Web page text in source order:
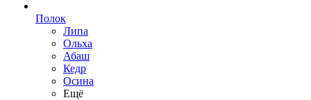
Полок
Липа
Ольха
Абаш
Кедр
Осина
Ещё